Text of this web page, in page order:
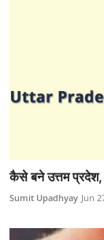
कैसे बने उत्तम प्रदेश,
Sumit Upadhyay Jun